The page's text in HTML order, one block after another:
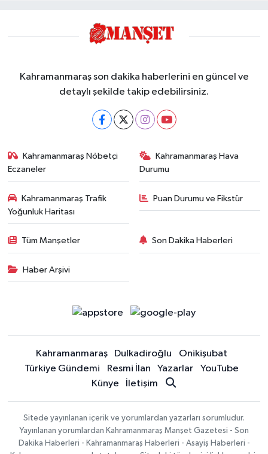
Kahramanmaraş son dakika haberlerini en güncel ve
detaylı şekilde takip edebilirsiniz.
Kahramanmaraş Nöbetçi
Eczaneler
Kahramanmaraş Hava
Durumu
Kahramanmaraş Trafik
Yoğunluk Haritası
Puan Durumu ve Fikstür
Tüm Manşetler Son Dakika Haberleri
Haber Arşivi
Kahramanmaraş Dulkadiroğlu
Onikişubat
Türkiye Gündemi
Resmi İlan Yazarlar
YouTube
Künye
İletişim
Sitede yayınlanan içerik ve yorumlardan yazarları sorumludur.
Yayınlanan yorumlardan Kahramanmaraş Manşet Gazetesi - Son
Dakika Haberleri - Kahramanmaraş Haberleri - Asayiş Haberleri -